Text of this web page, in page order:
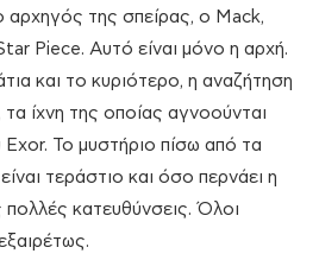
της σπείρας, ο Mack,
Piece. Αυτό είναι μόνο η αρχή.
και το κυριότερο, η αναζήτηση
ίχνη της οποίας αγνοούνται
Το μυστήριο πίσω από τα
τεράστιο και όσο περνάει η
πολλές κατευθύνσεις. Όλοι